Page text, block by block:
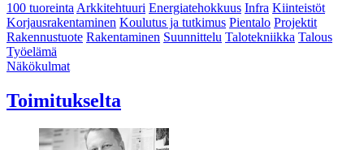
100 tuoreintaArkkitehtuuri Energiatehokkuus Infra Kiinteistöt
Korjausrakentaminen Koulutus ja tutkimus Pientalo Projektit
Rakennustuote Rakentaminen Suunnittelu Talotekniikka Talous
Työelämä
Näkökulmat
Toimitukselta